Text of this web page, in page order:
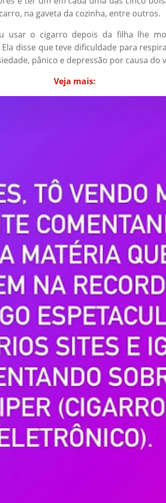
na gaveta da cozinha, entre outros.
usar o cigarro depois da filha lhe
disse que teve dificuldade para
pânico e depressão por causa do
Veja mais: